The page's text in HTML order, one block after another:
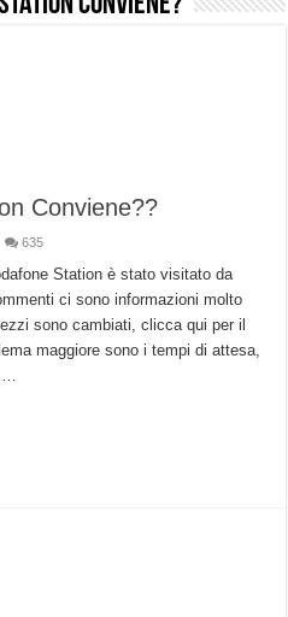
sicurezza e controllo da remoto.
e comandi da remoto
Conviene??
635
Station è stato visitato da
ci sono informazioni molto
sono cambiati, clicca qui per il
maggiore sono i tempi di attesa,